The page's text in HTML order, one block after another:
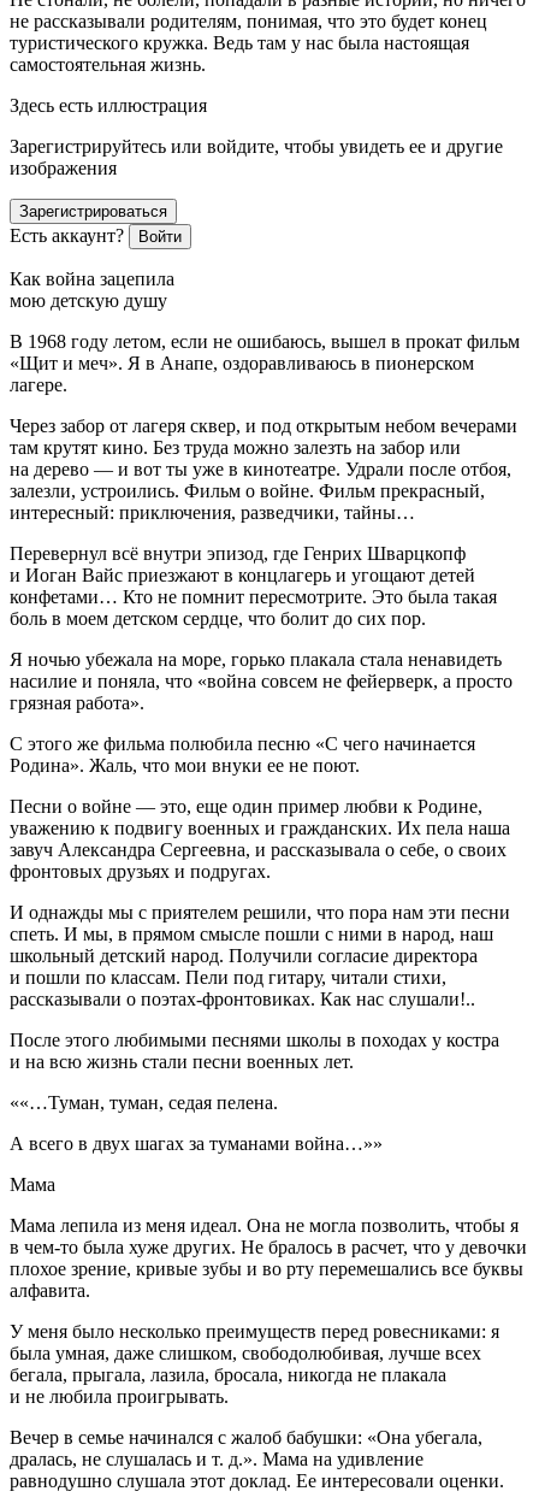
не рассказывали родителям, понимая, что это будет конец
туристического кружка. Ведь там у нас была настоящая
самостоятельная жизнь.
Здесь есть иллюстрация
Зарегистрируйтесь или войдите, чтобы увидеть ее и другие
изображения
Зарегистрироваться
Есть аккаунт? Войти
Как война зацепила
мою детскую душу
В 1968 году летом, если не ошибаюсь, вышел в прокат фильм
«Щит и меч». Я в Анапе, оздоравливаюсь в пионерском
лагере.
Через забор от лагеря сквер, и под открытым небом вечерами
там крутят кино. Без труда можно залезть на забор или
на дерево — и вот ты уже в кинотеатре. Удрали после отбоя,
залезли, устроились. Фильм о войне. Фильм прекрасный,
интересный: приключения, разведчики, тайны…
Перевернул всё внутри эпизод, где Генрих Шварцкопф
и Иоган Вайс приезжают в концлагерь и угощают детей
конфетами… Кто не помнит пересмотрите. Это была такая
боль в моем детском сердце, что болит до сих пор.
Я ночью убежала на море, горько плакала стала ненавидеть
насилие и поняла, что «война совсем не фейерверк, а просто
грязная работа».
С этого же фильма полюбила песню «С чего начинается
Родина». Жаль, что мои внуки ее не поют.
Песни о войне — это, еще один пример любви к Родине,
уважению к подвигу военных и гражданских. Их пела наша
завуч Александра Сергеевна, и рассказывала о себе, о своих
фронтовых друзьях и подругах.
И однажды мы с приятелем решили, что пора нам эти песни
спеть. И мы, в прямом смысле пошли с ними в народ, наш
школьный детский народ. Получили согласие директора
и пошли по классам. Пели под гитару, читали стихи,
рассказывали о поэтах-фронтовиках. Как нас слушали!..
После этого любимыми песнями школы в походах у костра
и на всю жизнь стали песни военных лет.
««…Туман, туман, седая пелена.
А всего в двух шагах за туманами война…»»
Мама
Мама лепила из меня идеал. Она не могла позволить, чтобы я
в чем-то была хуже других. Не бралось в расчет, что у девочки
плохое зрение, кривые зубы и во рту перемешались все буквы
алфавита.
У меня было несколько преимуществ перед ровесниками: я
была умная, даже слишком, свободолюбивая, лучше всех
бегала, прыгала, лазила, бросала, никогда не плакала
и не любила проигрывать.
Вечер в семье начинался с жалоб бабушки: «Она убегала,
дралась, не слушалась и т. д.». Мама на удивление
равнодушно слушала этот доклад. Ее интересовали оценки.